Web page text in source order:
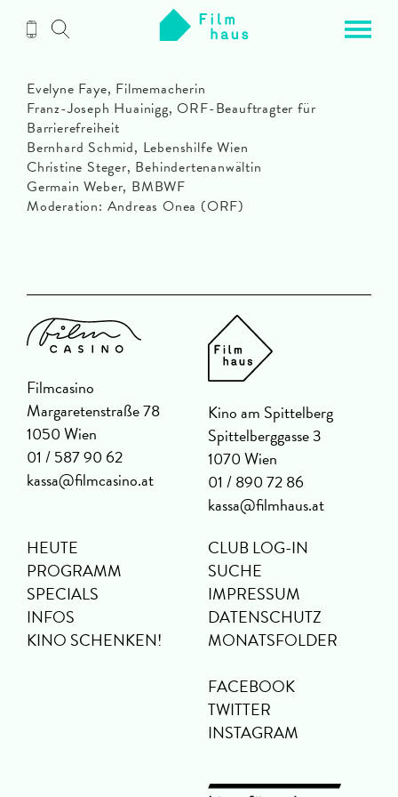
Inhalt
Evelyne Faye, Filmemacherin
Franz-Joseph Huainigg, ORF-Beauftragter für
Barrierefreiheit
Bernhard Schmid, Lebenshilfe Wien
Christine Steger, Behindertenanwältin
Germain Weber, BMBWF
Moderation: Andreas Onea (ORF)
Filmcasino
Margaretenstraße 78
1050 Wien
01 / 587 90 62
kassa@filmcasino.at
Kino am Spittelberg
Spittelberggasse 3
1070 Wien
01 / 890 72 86
kassa@filmhaus.at
HEUTE
PROGRAMM
SPECIALS
INFOS
KINO SCHENKEN!
CLUB LOG-IN
SUCHE
IMPRESSUM
DATENSCHUTZ
MONATSFOLDER
FACEBOOK
TWITTER
INSTAGRAM